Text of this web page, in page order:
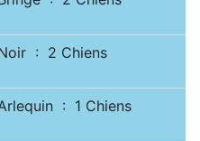
: 2 Chiens
: 1 Chiens